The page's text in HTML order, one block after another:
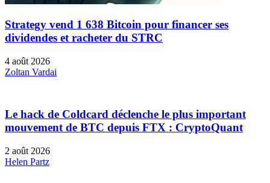
Strategy vend 1 638 Bitcoin pour financer ses
dividendes et racheter du STRC
4 août 2026
Zoltan Vardai
Le hack de Coldcard déclenche le plus important
mouvement de BTC depuis FTX : CryptoQuant
2 août 2026
Helen Partz